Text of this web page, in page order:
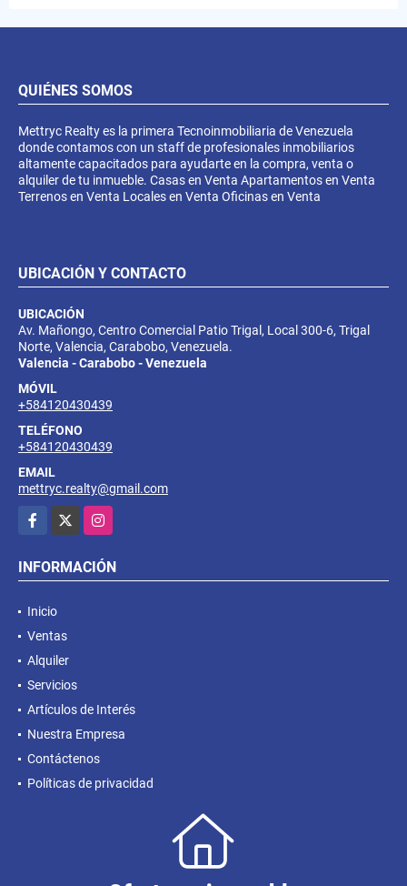
QUIÉNES SOMOS
Mettryc Realty es la primera Tecnoinmobiliaria de Venezuela
donde contamos con un staff de profesionales inmobiliarios
altamente capacitados para ayudarte en la compra, venta o
alquiler de tu inmueble. Casas en Venta Apartamentos en Venta
Terrenos en Venta Locales en Venta Oficinas en Venta
UBICACIÓN Y CONTACTO
UBICACIÓN
Av. Mañongo, Centro Comercial Patio Trigal, Local 300-6, Trigal
Norte, Valencia, Carabobo, Venezuela.
Valencia - Carabobo - Venezuela
MÓVIL
+584120430439
TELÉFONO
+584120430439
EMAIL
mettryc.realty@gmail.com
Facebook
Instagram
INFORMACIÓN
Inicio
Ventas
Alquiler
Servicios
Artículos de Interés
Nuestra Empresa
Contáctenos
Políticas de privacidad